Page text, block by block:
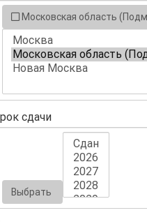
Московская область
сдачи
Выбрать